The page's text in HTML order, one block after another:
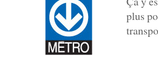
plus